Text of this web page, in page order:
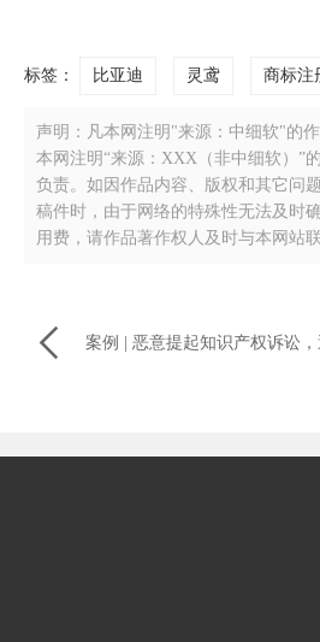
标签： 比亚迪 灵鸢 商标注
声明：凡本网注明"来源：中细软"的
本网注明“来源：XXX（非中细软）”
负责。如因作品内容、版权和其它问
稿件时，由于网络的特殊性无法及时
用费，请作品著作权人及时与本网站
 案例 | 恶意提起知识产权诉讼